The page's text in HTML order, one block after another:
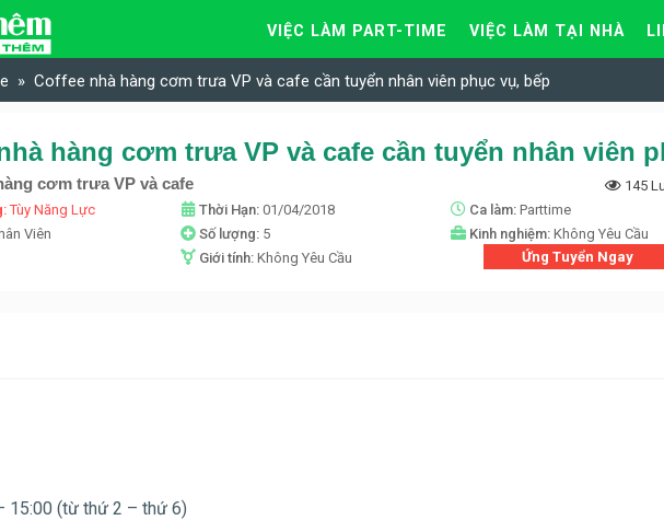
VIỆC LÀM PART-TIME VIỆC LÀM TẠI NHÀ
Coffee nhà hàng cơm trưa VP và cafe cần tuyển nhân viên phục vụ, bếp
cơm trưa VP và cafe
145
Tùy Năng Lực Thời Hạn: 01/04/2018 Ca làm: Parttime
Viên Số lượng: 5 Kinh nghiệm: Không Yêu Cầu
Giới tính: Không Yêu Cầu Ứng Tuyển Ngay
15:00 (từ thứ 2 – thứ 6)